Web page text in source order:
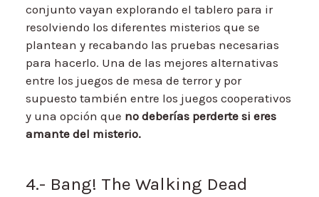
conjunto vayan explorando el tablero para ir
resolviendo los diferentes misterios que se
plantean y recabando las pruebas necesarias
para hacerlo. Una de las mejores alternativas
entre los juegos de mesa de terror y por
supuesto también entre los juegos cooperativos
y una opción que no deberías perderte si eres
amante del misterio.
4.- Bang! The Walking Dead